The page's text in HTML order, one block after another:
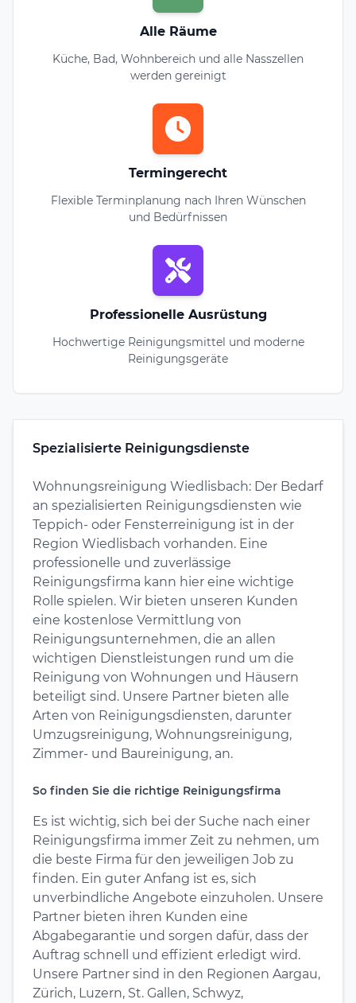
Alle Räume
Küche, Bad, Wohnbereich und alle Nasszellen
werden gereinigt
Termingerecht
Flexible Terminplanung nach Ihren Wünschen
und Bedürfnissen
Professionelle Ausrüstung
Hochwertige Reinigungsmittel und moderne
Reinigungsgeräte
Spezialisierte Reinigungsdienste
Wohnungsreinigung Wiedlisbach: Der Bedarf
an spezialisierten Reinigungsdiensten wie
Teppich- oder Fensterreinigung ist in der
Region Wiedlisbach vorhanden. Eine
professionelle und zuverlässige
Reinigungsfirma kann hier eine wichtige
Rolle spielen. Wir bieten unseren Kunden
eine kostenlose Vermittlung von
Reinigungsunternehmen, die an allen
wichtigen Dienstleistungen rund um die
Reinigung von Wohnungen und Häusern
beteiligt sind. Unsere Partner bieten alle
Arten von Reinigungsdiensten, darunter
Umzugsreinigung, Wohnungsreinigung,
Zimmer- und Baureinigung, an.
So finden Sie die richtige Reinigungsfirma
Es ist wichtig, sich bei der Suche nach einer
Reinigungsfirma immer Zeit zu nehmen, um
die beste Firma für den jeweiligen Job zu
finden. Ein guter Anfang ist es, sich
unverbindliche Angebote einzuholen. Unsere
Partner bieten ihren Kunden eine
Abgabegarantie und sorgen dafür, dass der
Auftrag schnell und effizient erledigt wird.
Unsere Partner sind in den Regionen Aargau,
Zürich, Luzern, St. Gallen, Schwyz,